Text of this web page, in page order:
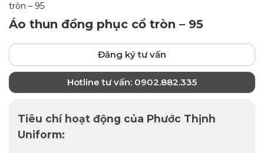
tròn – 95
Áo thun đồng phục cổ tròn – 95
Đăng ký tư vấn
Hotline tư vấn: 0902.882.335
Tiêu chí hoạt động của Phước Thịnh
Uniform: